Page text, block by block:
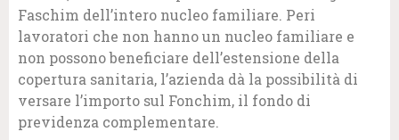
Faschim dell’intero nucleo familiare. Peri
lavoratori che non hanno un nucleo familiare e
non possono beneficiare dell’estensione della
copertura sanitaria, l’azienda dà la possibilità di
versare l’importo sul Fonchim, il fondo di
previdenza complementare.